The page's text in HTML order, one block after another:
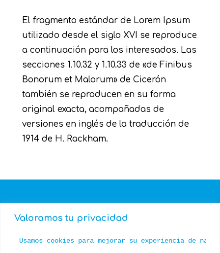
Valoramos tu privacidad
Usamos cookies para mejorar su experiencia de
El fragmento estándar de Lorem Ipsum
utilizado desde el siglo XVI se reproduce
a continuación para los interesados. Las
secciones 1.10.32 y 1.10.33 de «de Finibus
Bonorum et Malorum» de Cicerón
también se reproducen en su forma
original exacta, acompañadas de
versiones en inglés de la traducción de
1914 de H. Rackham.